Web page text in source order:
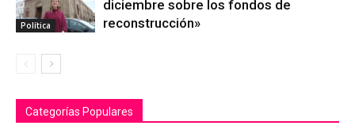
Política
diciembre sobre los fondos de
reconstrucción»
Categorías Populares